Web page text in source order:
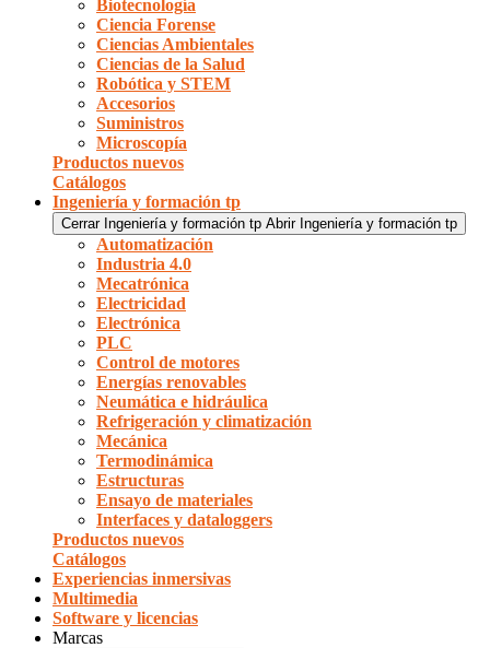
Biotecnología
Ciencia Forense
Ciencias Ambientales
Ciencias de la Salud
Robótica y STEM
Accesorios
Suministros
Microscopía
Productos nuevos
Catálogos
Ingeniería y formación tp
Cerrar Ingeniería y formación tp Abrir Ingeniería y formación tp
Automatización
Industria 4.0
Mecatrónica
Electricidad
Electrónica
PLC
Control de motores
Energías renovables
Neumática e hidráulica
Refrigeración y climatización
Mecánica
Termodinámica
Estructuras
Ensayo de materiales
Interfaces y dataloggers
Productos nuevos
Catálogos
Experiencias inmersivas
Multimedia
Software y licencias
Marcas